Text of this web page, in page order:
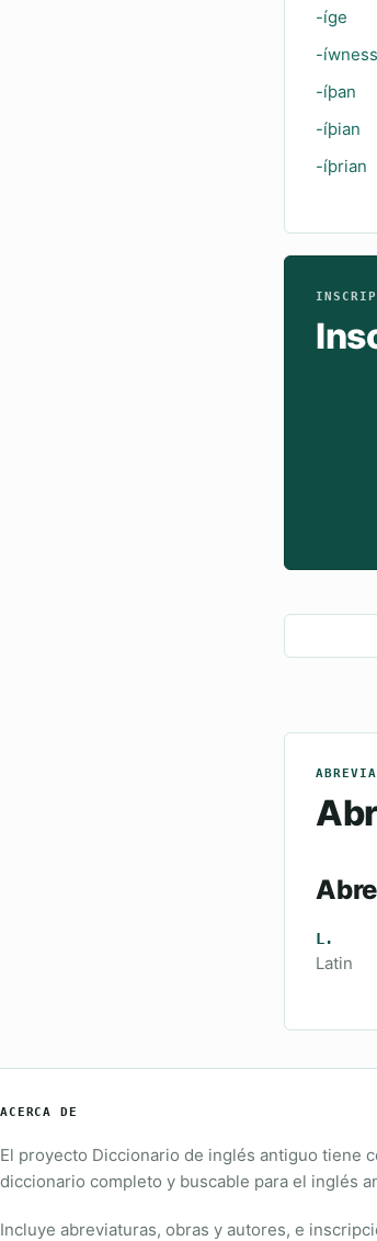
-íge
-íwness
-íþan
-íþian
-íþrian
L.
Latin
ACERCA DE
El proyecto Diccionario de inglés antiguo tiene
diccionario completo y buscable para el inglés
Incluye abreviaturas, obras y autores, e